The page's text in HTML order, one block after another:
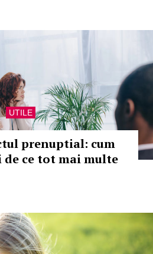
UTILE
prenuptial: cum
de ce tot mai multe